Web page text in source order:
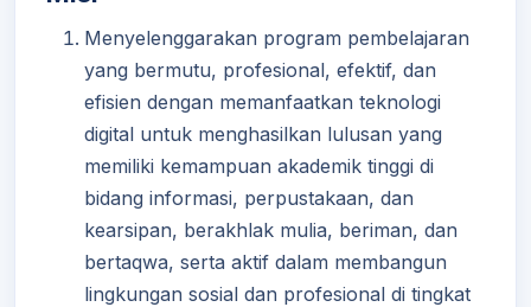
Menyelenggarakan program pembelajaran
yang bermutu, profesional, efektif, dan
efisien dengan memanfaatkan teknologi
digital untuk menghasilkan lulusan yang
memiliki kemampuan akademik tinggi di
bidang informasi, perpustakaan, dan
kearsipan, berakhlak mulia, beriman, dan
bertaqwa, serta aktif dalam membangun
lingkungan sosial dan profesional di tingkat